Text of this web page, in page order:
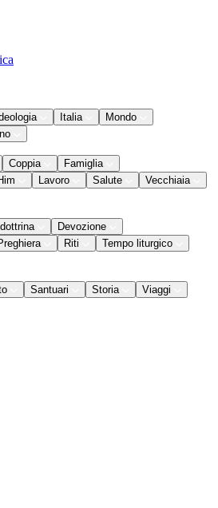
Italia
Mondo
Coppia
Famiglia
Lavoro Salute
Vecchiaia
Devozione
Riti
Tempo liturgico
Santuari Storia Viaggi